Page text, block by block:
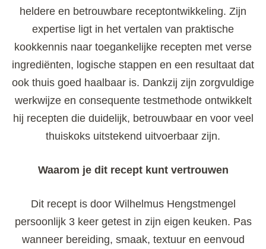
heldere en betrouwbare receptontwikkeling. Zijn
expertise ligt in het vertalen van praktische
kookkennis naar toegankelijke recepten met verse
ingrediënten, logische stappen en een resultaat dat
ook thuis goed haalbaar is. Dankzij zijn zorgvuldige
werkwijze en consequente testmethode ontwikkelt
hij recepten die duidelijk, betrouwbaar en voor veel
thuiskoks uitstekend uitvoerbaar zijn.
Waarom je dit recept kunt vertrouwen
Dit recept is door Wilhelmus Hengstmengel
persoonlijk 3 keer getest in zijn eigen keuken. Pas
wanneer bereiding, smaak, textuur en eenvoud